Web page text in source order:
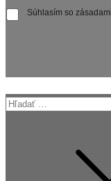
Súhlasím so
Hľadať: